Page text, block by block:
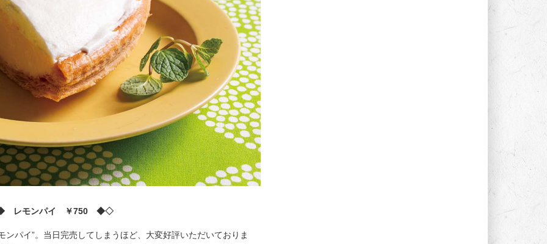
レモンパイ ￥750 ◆◇
ンパイ”。当日完売してしまうほど、大変好評いただいておりま